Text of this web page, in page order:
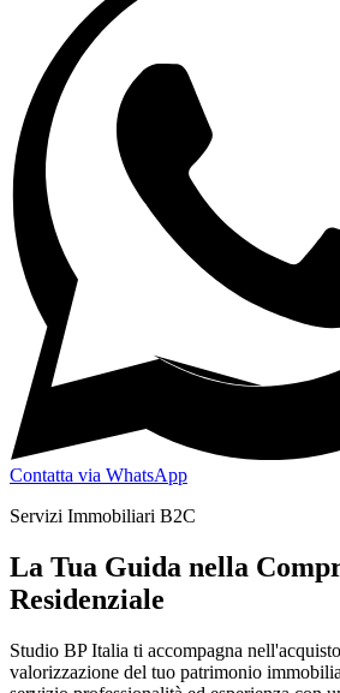
Contatta via WhatsApp
Servizi Immobiliari B2C
La Tua Guida nella
Residenziale
Studio BP Italia ti accompagna
valorizzazione del tuo patrimonio